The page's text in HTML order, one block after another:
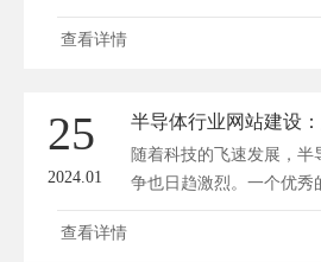
查看详情
25
2024.01
随着科技的飞速发展，
争也日趋激烈。一个优秀
查看详情